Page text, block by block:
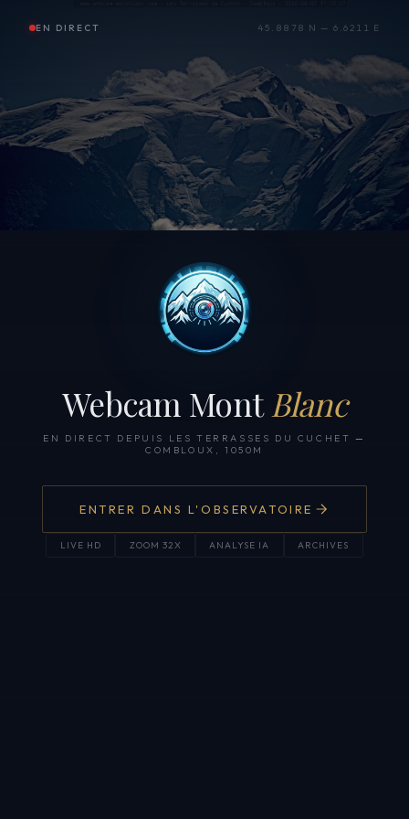
EN DIRECT 45.8878 N — 6.6211 E
Webcam Mont Blanc
EN DIRECT DEPUIS LES TERRASSES DU CUCHET —
COMBLOUX, 1050M
ENTRER DANS L'OBSERVATOIRE
LIVE HD ZOOM 32X ANALYSE IA ARCHIVES